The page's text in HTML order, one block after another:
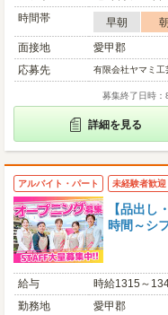
時間帯
早朝 朝
面接地
愛甲郡
応募先
有限会社ヤマミ
募集終了日時：
詳細を見る
アルバイト・パート 未経験者歓迎
【品出
時間～シ
給与
時給1315～
勤務地
愛甲郡